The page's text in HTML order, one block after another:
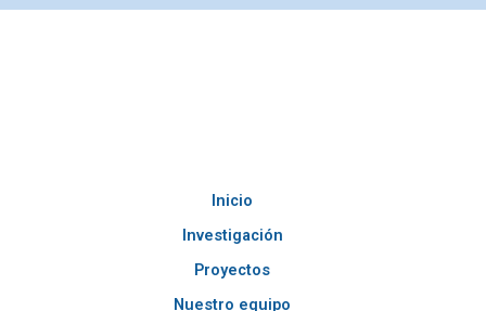
Inicio
Investigación
Proyectos
Nuestro equipo